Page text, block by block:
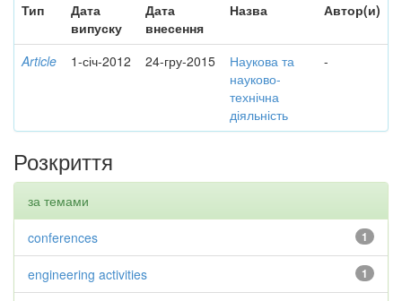
Тип
Дата
випуску
Дата
внесення
Назва Автор(и)
Article 1-січ-2012 24-гру-2015
Наукова та
науково-
технічна
діяльність
-
Розкриття
за темами
1
conferences
1
engineering activities